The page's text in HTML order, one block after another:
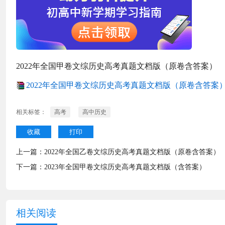
2022年全国甲卷文综历史高考真题文档版（原卷含答案）
2022年全国甲卷文综历史高考真题文档版（原卷含答案
相关标签： 高考 高中历史
收藏 打印
上一篇： 2022年全国乙卷文综历史高考真题文档版（原卷含答案）
下一篇： 2023年全国甲卷文综历史高考真题文档版（含答案）
相关阅读